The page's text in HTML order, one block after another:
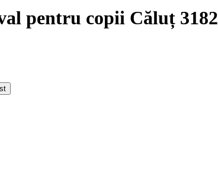
pentru copii Căluț 3182